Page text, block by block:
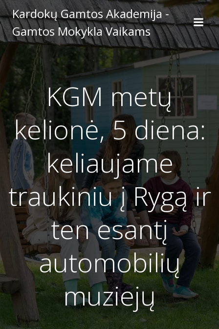
Skip
to
content
Kardokų Gamtos Akademija -
Gamtos Mokykla Vaikams
KGM metų
kelionė, 5 diena:
keliaujame
traukiniu į Rygą ir
ten esantį
automobilių
muziejų